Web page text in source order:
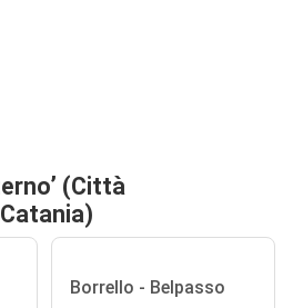
(Città
Borrello - Belpasso